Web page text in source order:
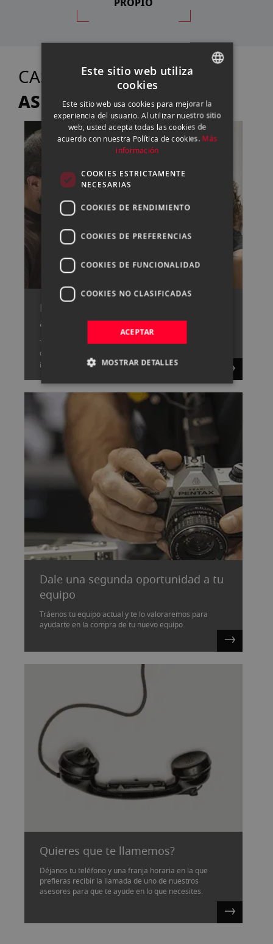
CASANOVA FOTOTE
ASESORA
Pide cita con uno de nuestros
asesores
Tenemos un gran equipo capaz de resolver cualquier
duda que tengas sobre fotografía y vídeo,
¡consúltanos!.
Dale una segunda oportunidad a tu
equipo
Tráenos tu equipo actual y te lo valoraremos para
ayudarte en la compra de tu nuevo equipo.
Quieres que te llamemos?
Déjanos tu teléfono y una franja horaria en la que
prefieras recibir la llamada de uno de nuestros
asesores para que te ayude en lo que necesites.
ENGLISH
CATALAN
Este sitio web utiliza
cookies
Este sitio web usa cookies para mejorar la
experiencia del usuario. Al utilizar nuestro sitio
web, usted acepta todas las cookies de
acuerdo con nuestra Política de cookies. Más
información
COOKIES ESTRICTAMENTE
NECESARIAS
COOKIES DE RENDIMIENTO
COOKIES DE PREFERENCIAS
COOKIES DE FUNCIONALIDAD
COOKIES NO CLASIFICADAS
ACEPTAR
MOSTRAR DETALLES